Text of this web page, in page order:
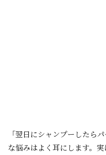
「翌日にシャンプーしたら
な悩みはよく耳にします。